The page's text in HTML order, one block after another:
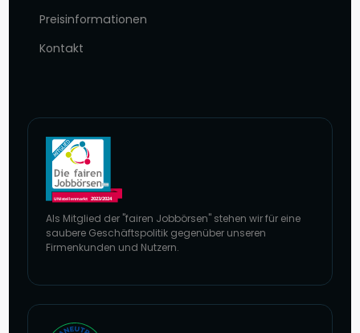
Preisinformationen
Kontakt
Als Mitglied der "fairen Jobbörsen" stehen wir für eine
saubere Geschäftspolitik gegenüber unseren
Firmenkunden und Nutzern.